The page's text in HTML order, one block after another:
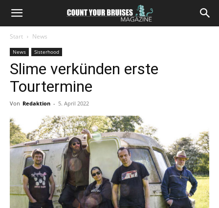
Start News
News Sisterhood
Slime verkünden erste
Tourtermine
Von Redaktion - 5. April 2022